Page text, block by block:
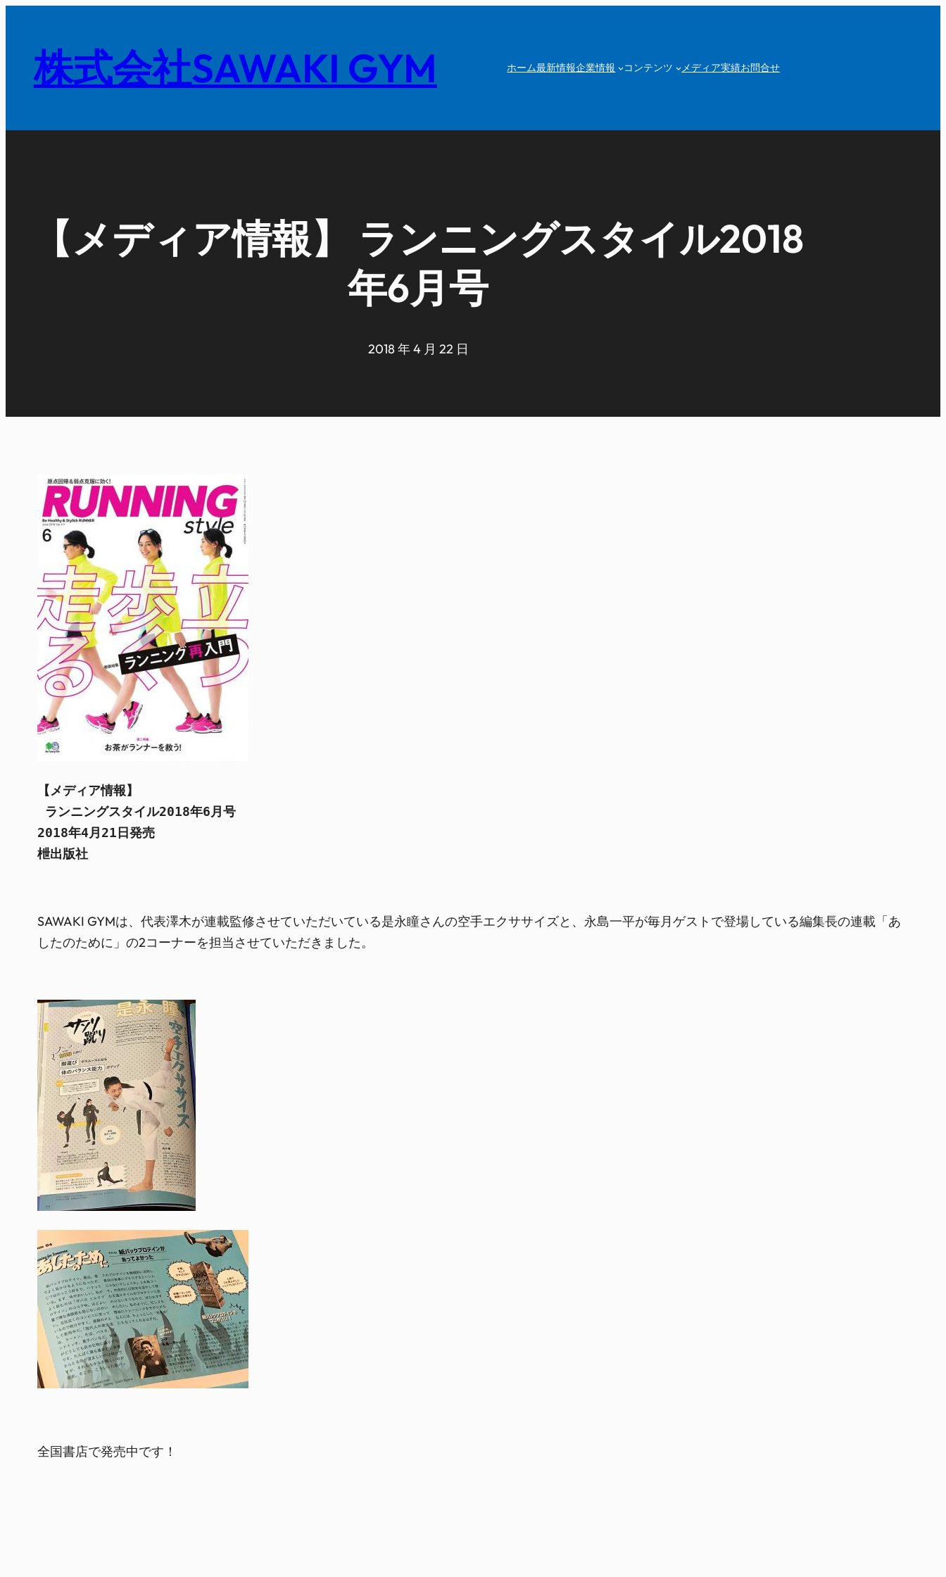
株式会社SAWAKI GYM ホーム最新情報企業情報 コンテンツ メディア実績お問合せ
【メディア情報】 ランニングスタイル2018
年6月号
2018 年 4 月 22 日
【メディア情報】
ランニングスタイル2018年6月号
2018年4月21日発売
枻出版社
SAWAKI GYMは、代表澤木が連載監修させていただいている是永瞳さんの空手エクササイズと、永島一平が毎月ゲストで登場している編集長の連載「あ
したのために」の2コーナーを担当させていただきました。
全国書店で発売中です！